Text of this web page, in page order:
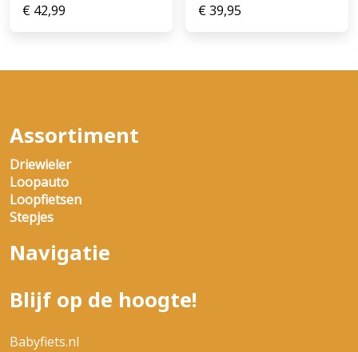
€ 42,99 €39,95
Assortiment
Driewieler
Loopauto
Loopfietsen
Stepjes
Navigatie
Blijf op de hoogte!
Babyfiets.nl